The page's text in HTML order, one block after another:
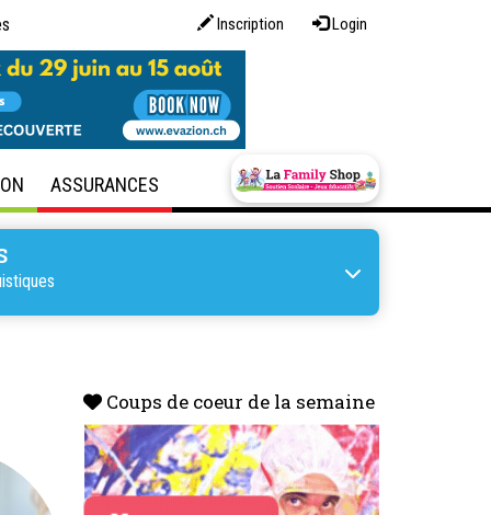
Inscription Login
ASSURANCES
Coups de coeur de la semaine